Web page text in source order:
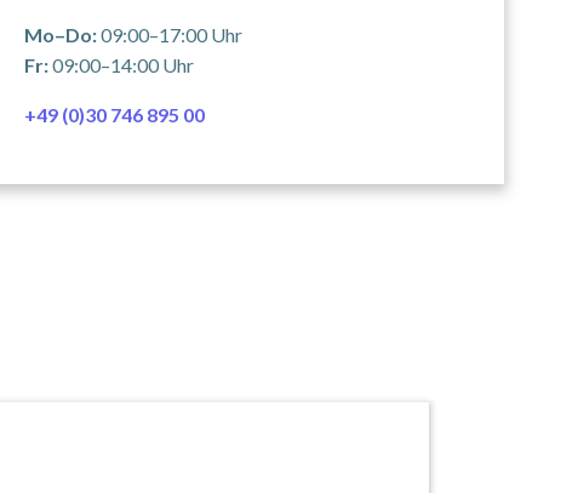
Mo–Do:09:00–17:00 Uhr
Fr:09:00–14:00 Uhr
+49 (0)30 746 895 00